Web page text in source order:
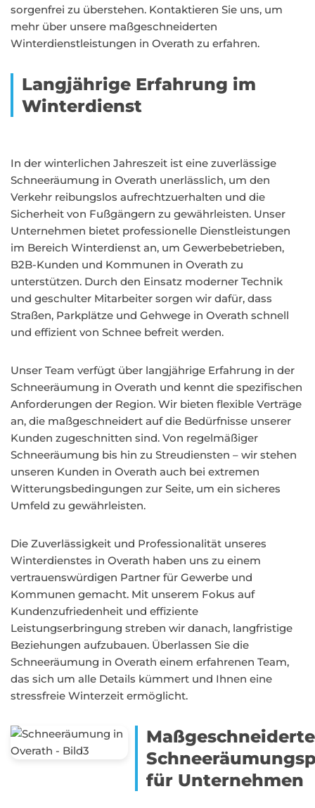
sorgenfrei zu überstehen. Kontaktieren Sie uns, um
mehr über unsere maßgeschneiderten
Winterdienstleistungen in Overath zu erfahren.
Langjährige Erfahrung im
Winterdienst
In der winterlichen Jahreszeit ist eine zuverlässige
Schneeräumung in Overath unerlässlich, um den
Verkehr reibungslos aufrechtzuerhalten und die
Sicherheit von Fußgängern zu gewährleisten. Unser
Unternehmen bietet professionelle Dienstleistungen
im Bereich Winterdienst an, um Gewerbebetrieben,
B2B-Kunden und Kommunen in Overath zu
unterstützen. Durch den Einsatz moderner Technik
und geschulter Mitarbeiter sorgen wir dafür, dass
Straßen, Parkplätze und Gehwege in Overath schnell
und effizient von Schnee befreit werden.
Unser Team verfügt über langjährige Erfahrung in der
Schneeräumung in Overath und kennt die spezifischen
Anforderungen der Region. Wir bieten flexible Verträge
an, die maßgeschneidert auf die Bedürfnisse unserer
Kunden zugeschnitten sind. Von regelmäßiger
Schneeräumung bis hin zu Streudiensten – wir stehen
unseren Kunden in Overath auch bei extremen
Witterungsbedingungen zur Seite, um ein sicheres
Umfeld zu gewährleisten.
Die Zuverlässigkeit und Professionalität unseres
Winterdienstes in Overath haben uns zu einem
vertrauenswürdigen Partner für Gewerbe und
Kommunen gemacht. Mit unserem Fokus auf
Kundenzufriedenheit und effiziente
Leistungserbringung streben wir danach, langfristige
Beziehungen aufzubauen. Überlassen Sie die
Schneeräumung in Overath einem erfahrenen Team,
das sich um alle Details kümmert und Ihnen eine
stressfreie Winterzeit ermöglicht.
Maßgeschneiderte
für Unternehmen